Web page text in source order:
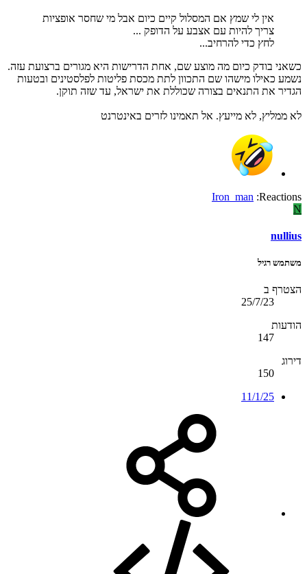
אין לי שמץ אם המסלול קיים כיום אבל מי שחסר אופציות
צריך להיות עם אצבע על הדופק ...
לחץ כדי להרחיב...
כשאני בודק כיום מה מוצע שם, אחת הדרישות היא מגורים ברצועת עזה.
נשמע כאילו מישהו שם התכוון לתת מכסת פליטות לפלסטינים ובטעות
הגדיר את התנאים בצורה שכוללת את ישראל, עד שזה תוקן.
לא ממליץ, לא מייעץ. אל תאמינו לזרים באינטרנט
Reactions:
Iron_man
N
nullius
משתמש רגיל
הצטרף ב
25/7/23
הודעות
147
דירוג
150
11/1/25